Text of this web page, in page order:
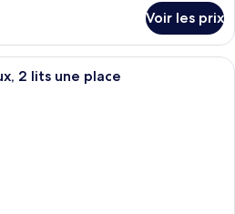
Voir les prix
Une chambre d’hôtel comprenant
2 lits une place